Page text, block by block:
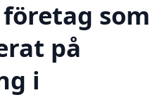
som
på
i